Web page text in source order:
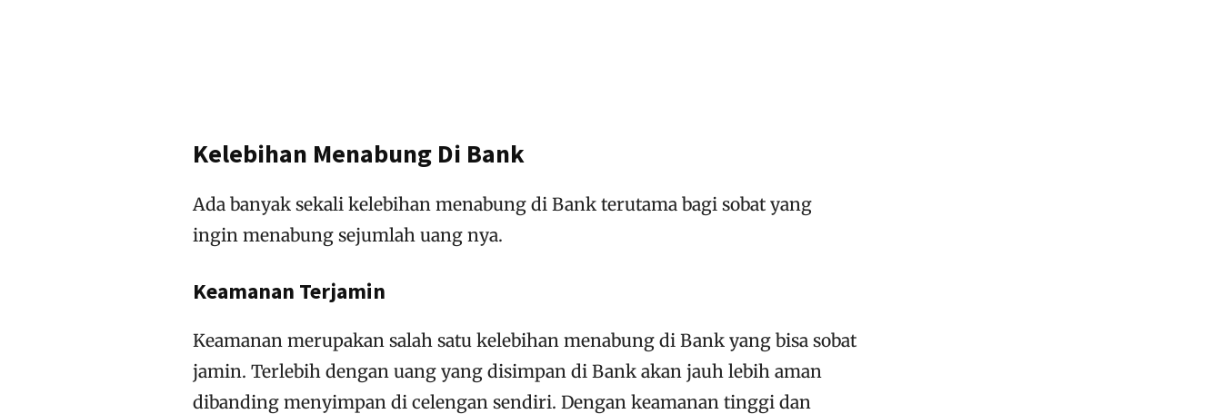
Kelebihan Menabung Di Bank
Ada banyak sekali kelebihan menabung di Bank terutama bagi sobat yang
ingin menabung sejumlah uang nya.
Keamanan Terjamin
Keamanan merupakan salah satu kelebihan menabung di Bank yang bisa sobat
jamin. Terlebih dengan uang yang disimpan di Bank akan jauh lebih aman
dibanding menyimpan di celengan sendiri. Dengan keamanan tinggi dan